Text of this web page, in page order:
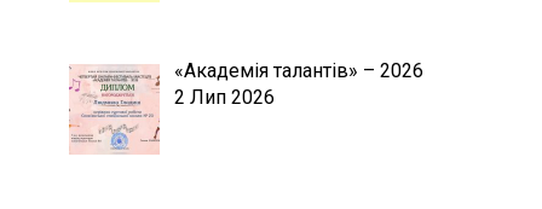
«Академія талантів» – 2026
2 Лип 2026